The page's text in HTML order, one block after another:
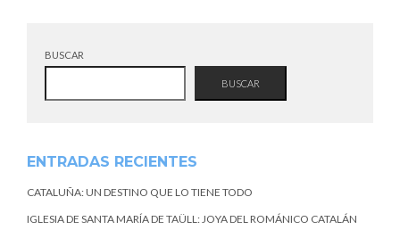
BUSCAR
BUSCAR
ENTRADAS RECIENTES
CATALUÑA: UN DESTINO QUE LO TIENE TODO
IGLESIA DE SANTA MARÍA DE TAÜLL: JOYA DEL ROMÁNICO CATALÁN